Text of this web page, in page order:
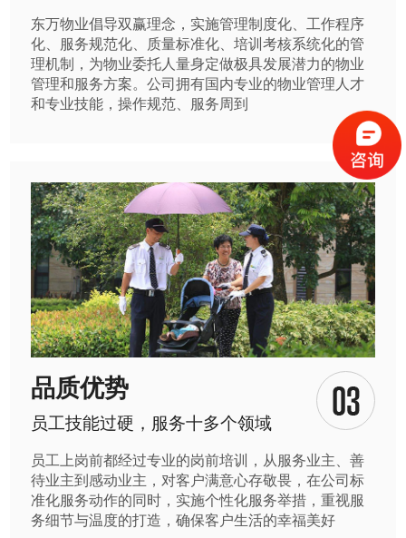
东万物业倡导双赢理念，实施管理制度化、工作程序
化、服务规范化、质量标准化、培训考核系统化的管
理机制，为物业委托人量身定做极具发展潜力的物业
管理和服务方案。公司拥有国内专业的物业管理人才
和专业技能，操作规范、服务周到
品质优势
员工技能过硬，服务十多个领域
员工上岗前都经过专业的岗前培训，从服务业主、善
待业主到感动业主，对客户满意心存敬畏，在公司标
准化服务动作的同时，实施个性化服务举措，重视服
务细节与温度的打造，确保客户生活的幸福美好